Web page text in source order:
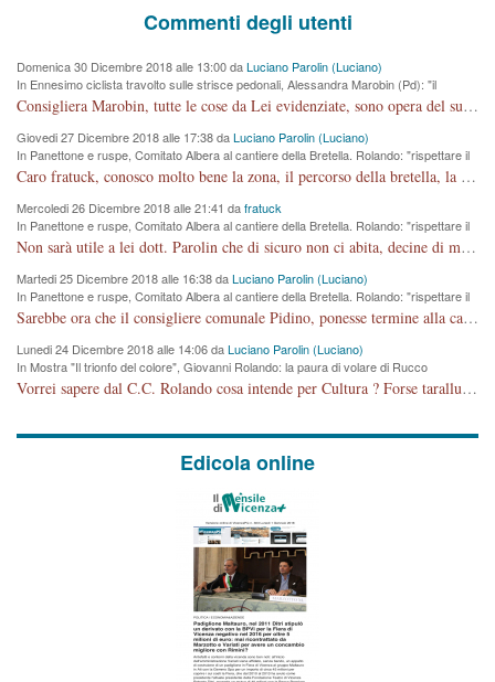
Commenti degli utenti
Domenica 30 Dicembre 2018 alle 13:00 daLuciano Parolin (Luciano)
In Ennesimo ciclista travolto sulle strisce pedonali, Alessandra Marobin (Pd): "il
Comune si svegli"
Consigliera Marobin, tutte le cose da Lei evidenziate, sono opera del suo ex Assessore e compagno di Partito Antonio Marco Dalla Pozza Assessore alla "progettazione" di piste ciclabili e altre porcherie. A lui manderei il conto da saldare per incidenti e danni alle persone. E' ora che "finiamola." Avete perso rassegnatevi. qui IL SINDACO RUCCO NON C'ENTRA PER NIENTE. CAPITO!!!!!!!! Amen.
Giovedi 27 Dicembre 2018 alle 17:38 daLuciano Parolin (Luciano)
In Panettone e ruspe, Comitato Albera al cantiere della Bretella. Rolando: "rispettare il
cronoprogramma"
Caro fratuck, conosco molto bene la zona, il percorso della bretella, la situazione dei cittadini, abito in Viale Trento. A partire dal 2003 ho partecipato al Comitato di Maddalene pro bretella, e a riunioni propositive per apportare modifiche al progetto. Numerose mie foto del territorio sono arrivate a Roma, altri miei interventi (non graditi dalla Sx) sono stati pubblicati dal GdV, assieme ad altri come Ciro Asproso, ora favorevole alla bretella. Ho partecipato alla raccolta firme per la chiusura della strada x 5 giorni eseguita dal Sindaco Hullwech per sforamento 180 Micro/g. Pertanto come impegno per la tematica sono apposto con la coscienza. Ora il Progetto è partito, fine! Voglio dire che la nuova Giunta "comunale" non c'entra più. L'opera sarà "malauguratamente" eseguita, ma non con il mio placet. Il Consigliere Comunale dovrebbe capire che la campagna elettorale è finita, con buona pace di tutti. Quello che invece dovrebbe interessare è la proprietà della strada, dall'uscita autostradale Ovest, sino alla Rotatoria dell'Albara, vi sono tre possessori: Autostrade SpA; La Provincia, il Comune. Come la mettiamo per il futuro ? I costi, da 50 sono saliti a 100 milioni di € come dire 20 milioni a KM (!) da non credere. Comunque si farà. Ma nessuno canti Vittoria, anzi meglio non farne un ulteriore fatto "partitico" per questioni elettorali o di seggio. Se mi manda la sua mail, sono disponibile ad inviare i documenti e le foto sopra descritte. Con ossequi, Luciano Parolin
Mercoledi 26 Dicembre 2018 alle 21:41 dafratuck
In Panettone e ruspe, Comitato Albera al cantiere della Bretella. Rolando: "rispettare il
cronoprogramma"
Non sarà utile a lei dott. Parolin che di sicuro non ci abita, decine di migliaia di TIR, automobili e padroncini che passano quotidianamente per una strada appena rotabile, non è più possibile stendere i panni, attraversare la strada senza rischiare la morte, le case stanno crepando, i tempi sono cambiati e la bretella non passerà assolutamente per maddalene (ma cosa sta a dire?!), dia invece responsabilità a chi ha costruito tagliando la strada che doveva invece terminare a isola vicentina e non al moracchino lasciando Motta di Costabissara ancora in panne di traffico. I tempi sono cambiati dottore e se l'anagrafe della vita stagna nell'essere umano impressioni conservatrici, la società non le considera perchè va avanti, si industrializza e ha bisogno di infrastrutture e di sviluppo. Ultima considerazione, se è geloso di Rolando perchè vede in lui solo campagne politiche mentre si difendono i SOLI diritti dei cittadini, la preghiamo faccia considerazioni più appropriate. Saluti e complimenti per i suoi scritti.
Martedi 25 Dicembre 2018 alle 16:38 daLuciano Parolin (Luciano)
In Panettone e ruspe, Comitato Albera al cantiere della Bretella. Rolando: "rispettare il
cronoprogramma"
Sarebbe ora che il consigliere comunale Pidino, ponesse termine alla campagna elettorale nel territorio del suo seggio Villaggio del Sole. La tiraca è iniziata, distruggerà 6 km di prateria ovest della città, ricca di fonti e sorgenti d'acqua. I cittadini di Maddalene non avranno più Pace la notte. Molta colpa per la costruzione di questa Strada è proprio del signor Rolando,dei suoi gazebo mobili e che vuol far passare questa opera VANDALICA come progetto "utile" a chi ? Non è cosa seria sig. Rolando!
Lunedi 24 Dicembre 2018 alle 14:06 daLuciano Parolin (Luciano)
In Mostra "Il trionfo del colore", Giovanni Rolando: la paura di volare di Rucco
Vorrei sapere dal C.C. Rolando cosa intende per Cultura ? Forse tarallucci, vino e sagre, o spaghetti tricolori del PD ? Il continuo (s)parlare della mostra a Palazzo Chiericati caro consigliere DANNEGGIA FORTEMENTE l'immagine della città TUTTA e fa deviare i consensi che in RUSSIA (badi bene ex U.R.S.S.) sono ECCELLENTI. A livello artistico l'evento è di alta Valenza culturale, COMPITO di Tutta la Cittadinanza fare il possibile per propagandare l'iniziativa senza farne UN CASO PARTITICO come fa Lei da sempre. Meno Gazebo + Partecipazione! E così sia. Amen.
Edicola online